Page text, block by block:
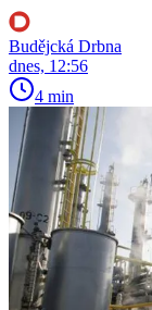
Budějcká Drbna
dnes, 12:56
4 min